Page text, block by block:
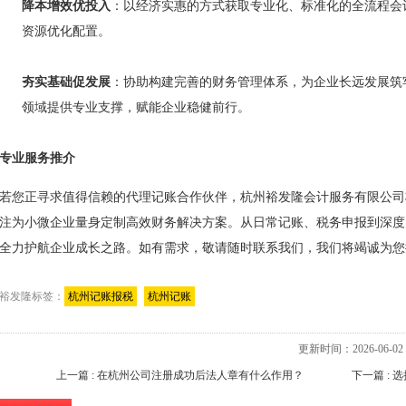
降本增效优投入 ：以经济实惠的方式获取专业化、标准化的全流程
资源优化配置。
夯实基础促发展 ：协助构建完善的财务管理体系，为企业长远发展
领域提供专业支撑，赋能企业稳健前行。
专业服务推介
若您正寻求值得信赖的代理记账合作伙伴，杭州裕发隆会计服务有限公
注为小微企业量身定制高效财务解决方案。从日常记账、税务申报到深
全力护航企业成长之路。如有需求，敬请随时联系我们，我们将竭诚为
裕发隆标签： 杭州记账报税 杭州记账
更新时间：2026-06-02
上一篇 : 在杭州公司注册成功后法人章有什么作用？ 下一篇 :